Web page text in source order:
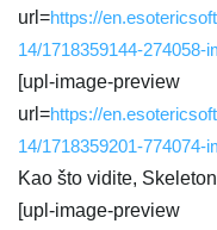
url=https://
14/1718359144-274058-
[upl-image-preview
url=https://
14/1718359201-774074-
Kao što vidite,
[upl-image-preview